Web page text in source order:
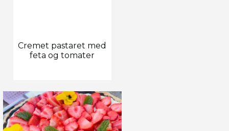
Cremet pastaret med
feta og tomater